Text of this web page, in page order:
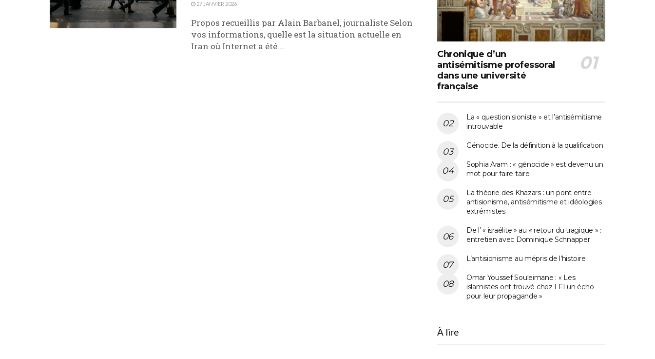
27 JANVIER 2026
Propos recueillis par Alain Barbanel, journaliste Selon
vos informations, quelle est la situation actuelle en
Iran où Internet a été ...
Chronique d’un
antisémitisme professoral
dans une université
française
La « question sioniste » et l’antisémitisme
introuvable
Génocide. De la définition à la qualification
Sophia Aram : « génocide » est devenu un
mot pour faire taire
La théorie des Khazars : un pont entre
antisionisme, antisémitisme et idéologies
extrémistes
De l’ « israélite » au « retour du tragique » :
entretien avec Dominique Schnapper
L’antisionisme au mépris de l’histoire
Omar Youssef Souleimane : « Les
islamistes ont trouvé chez LFI un écho
pour leur propagande »
À lire